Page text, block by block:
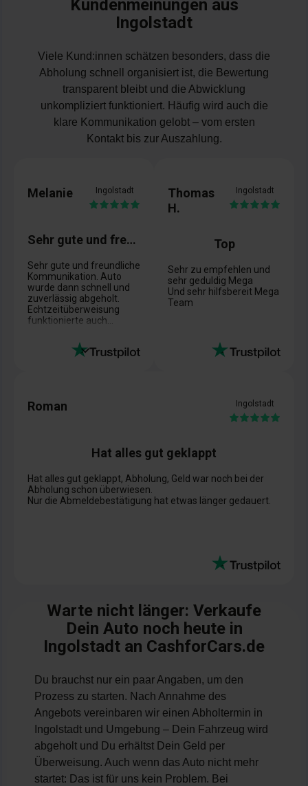
Kundenmeinungen aus
Ingolstadt
Viele Kund:innen schätzen besonders, dass die
Abholung schnell organisiert ist, die Bewertung
transparent bleibt und die Abwicklung
unkompliziert funktioniert. Häufig wird auch die
klare Kommunikation gelobt – vom ersten
Kontakt bis zur Auszahlung.
Melanie Ingolstadt
Sehr gute und freundliche Kommunikation
Sehr gute und freundliche
Kommunikation. Auto
wurde dann schnell und
zuverlässig abgeholt.
Echtzeitüberweisung
funktionierte auch
Der Abschleppdienst war
ebenfalls Topp!
Thomas
H.
Ingolstadt
Top
Sehr zu empfehlen und
sehr geduldig Mega
Und sehr hilfsbereit Mega
Team
Roman Ingolstadt
Hat alles gut geklappt
Hat alles gut geklappt, Abholung, Geld war noch bei der
Abholung schon überwiesen.
Nur die Abmeldebestätigung hat etwas länger gedauert.
Warte nicht länger: Verkaufe
Dein Auto noch heute in
Ingolstadt an CashforCars.de
Du brauchst nur ein paar Angaben, um den
Prozess zu starten. Nach Annahme des
Angebots vereinbaren wir einen Abholtermin in
Ingolstadt und Umgebung – Dein Fahrzeug wird
abgeholt und Du erhältst Dein Geld per
Überweisung. Auch wenn das Auto nicht mehr
startet: Das ist für uns kein Problem. Bei